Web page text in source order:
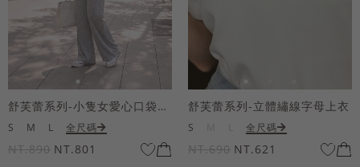
舒芙蕾系列-小隻女愛心口袋寬褲
S M L 全尺碼
NT.890 NT.801
舒芙蕾系列-立體繡線字母上衣
S 全尺碼
NT.690 NT.621